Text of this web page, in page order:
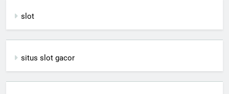
slot
situs slot gacor